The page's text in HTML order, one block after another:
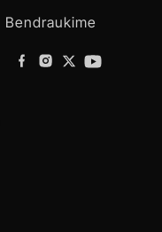
Bendraukime